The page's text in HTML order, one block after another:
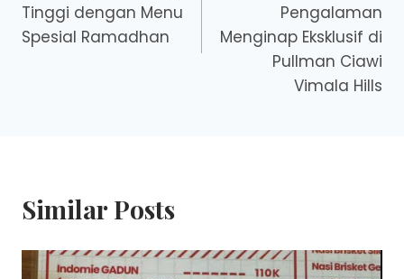
Tinggi dengan Menu
Spesial Ramadhan
Pengalaman
Menginap Eksklusif di
Pullman Ciawi
Vimala Hills
Similar Posts